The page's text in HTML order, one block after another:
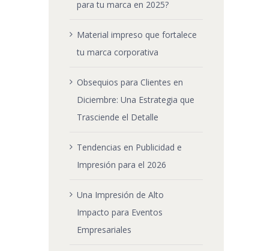
para tu marca en 2025?
Material impreso que fortalece
tu marca corporativa
Obsequios para Clientes en
Diciembre: Una Estrategia que
Trasciende el Detalle
Tendencias en Publicidad e
Impresión para el 2026
Una Impresión de Alto
Impacto para Eventos
Empresariales